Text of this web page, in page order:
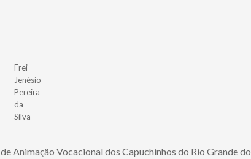
Frei
Jenésio
Pereira
da
Silva
Animação Vocacional dos Capuchinhos do Rio Grande do